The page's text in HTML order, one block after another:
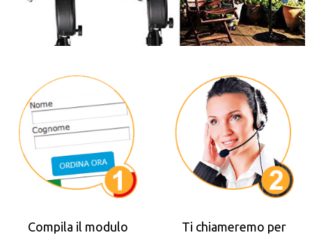
Compila il modulo
Ti chiameremo per